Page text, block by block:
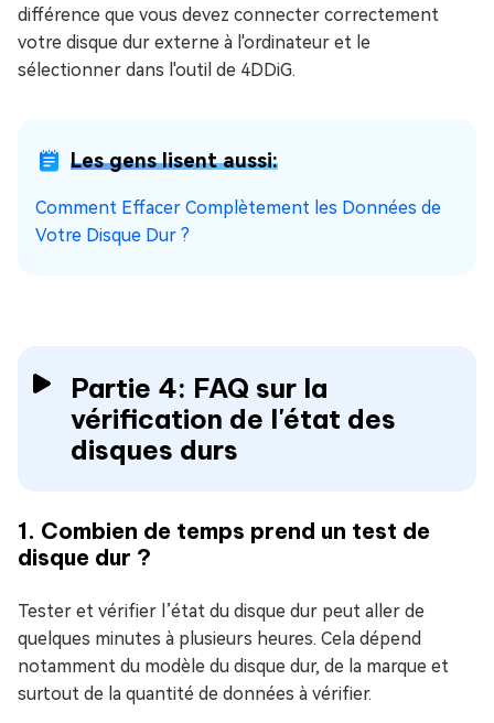
différence que vous devez connecter correctement
votre disque dur externe à l'ordinateur et le
sélectionner dans l'outil de 4DDiG.
Les gens lisent aussi:
Comment Effacer Complètement les Données de
Votre Disque Dur ?
Partie 4: FAQ sur la
vérification de l'état des
disques durs
1. Combien de temps prend un test de
disque dur ?
Tester et vérifier l’état du disque dur peut aller de
quelques minutes à plusieurs heures. Cela dépend
notamment du modèle du disque dur, de la marque et
surtout de la quantité de données à vérifier.